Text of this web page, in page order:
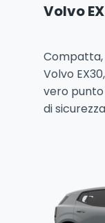
Volvo
Compatta,
Volvo
vero
di